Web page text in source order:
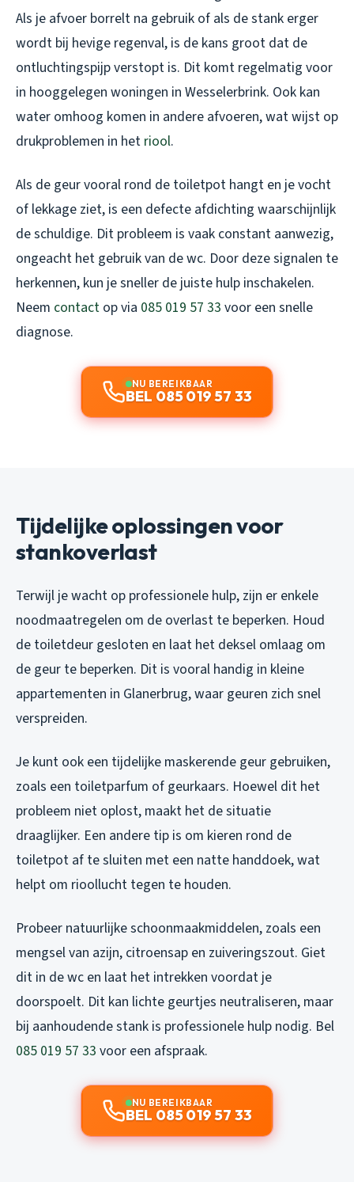
Als je afvoer borrelt na gebruik of als de stank erger
wordt bij hevige regenval, is de kans groot dat de
ontluchtingspijp verstopt is. Dit komt regelmatig voor
in hooggelegen woningen in Wesselerbrink. Ook kan
water omhoog komen in andere afvoeren, wat wijst op
drukproblemen in het riool.
Als de geur vooral rond de toiletpot hangt en je vocht
of lekkage ziet, is een defecte afdichting waarschijnlijk
de schuldige. Dit probleem is vaak constant aanwezig,
ongeacht het gebruik van de wc. Door deze signalen te
herkennen, kun je sneller de juiste hulp inschakelen.
Neem contact op via 085 019 57 33 voor een snelle
diagnose.
NU BEREIKBAAR
BEL 085 019 57 33
Tijdelijke oplossingen voor
stankoverlast
Terwijl je wacht op professionele hulp, zijn er enkele
noodmaatregelen om de overlast te beperken. Houd
de toiletdeur gesloten en laat het deksel omlaag om
de geur te beperken. Dit is vooral handig in kleine
appartementen in Glanerbrug, waar geuren zich snel
verspreiden.
Je kunt ook een tijdelijke maskerende geur gebruiken,
zoals een toiletparfum of geurkaars. Hoewel dit het
probleem niet oplost, maakt het de situatie
draaglijker. Een andere tip is om kieren rond de
toiletpot af te sluiten met een natte handdoek, wat
helpt om rioollucht tegen te houden.
Probeer natuurlijke schoonmaakmiddelen, zoals een
mengsel van azijn, citroensap en zuiveringszout. Giet
dit in de wc en laat het intrekken voordat je
doorspoelt. Dit kan lichte geurtjes neutraliseren, maar
bij aanhoudende stank is professionele hulp nodig. Bel
085 019 57 33 voor een afspraak.
NU BEREIKBAAR
BEL 085 019 57 33